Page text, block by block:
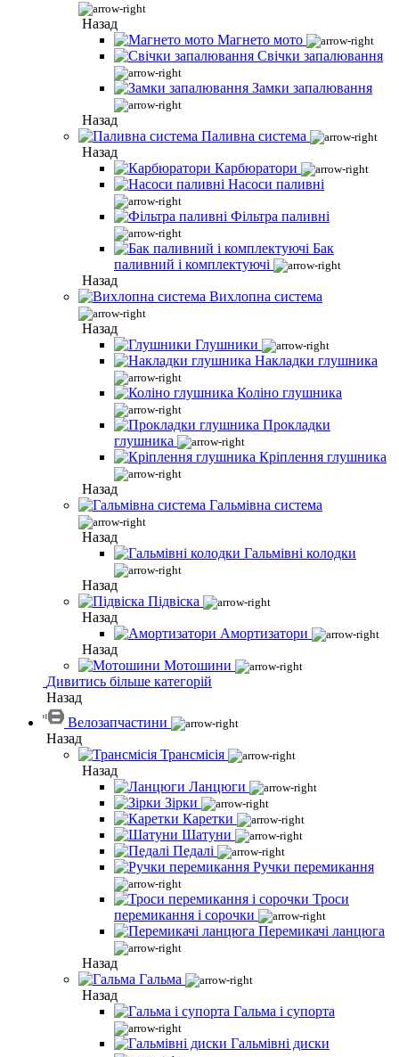
Назад
Магнето мото
Свічки запалювання
Замки запалювання
Назад
Паливна система
Назад
Карбюратори
Насоси паливні
Фільтра паливні
Бак
паливний і комплектуючі
Назад
Вихлопна система
Назад
Глушники
Накладки глушника
Коліно глушника
Прокладки
глушника
Кріплення глушника
Назад
Гальмівна система
Назад
Гальмівні колодки
Назад
Підвіска
Назад
Амортизатори
Назад
Мотошини
Дивитись більше категорій
Назад
Велозапчастини
Назад
Трансмісія
Назад
Ланцюги
Зірки
Каретки
Шатуни
Педалі
Ручки перемикання
Троси
перемикання і сорочки
Перемикачі ланцюга
Назад
Гальма
Назад
Гальма і супорта
Гальмівні диски